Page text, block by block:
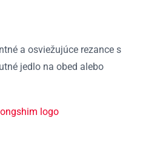
a osviežujúce rezance s
jedlo na obed alebo